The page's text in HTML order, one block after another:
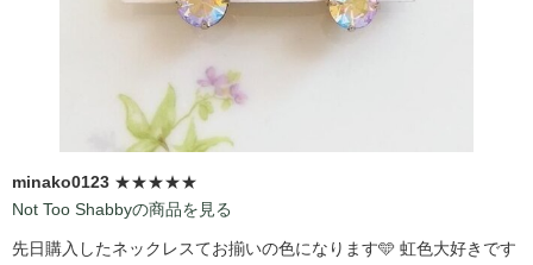
minako0123 ★★★★★
Not Too Shabbyの商品を見る
先日購入したネックレスてお揃いの色になります🩵 虹色大好きです